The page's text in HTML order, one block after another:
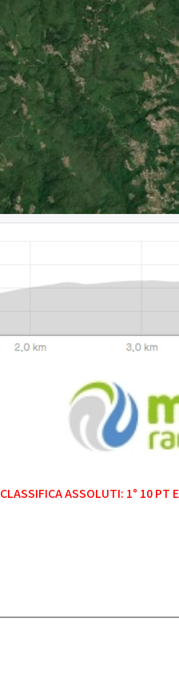
CLASSIFICA ASSOLUTI: 1° 10 PT